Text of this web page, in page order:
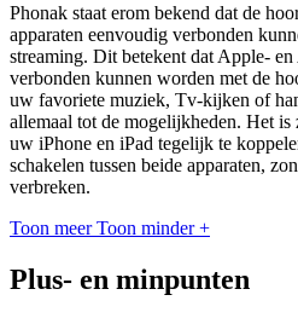
Phonak staat erom bekend dat de
apparaten eenvoudig verbonden
streaming. Dit betekent dat Apple-
verbonden kunnen worden met de
uw favoriete muziek, Tv-kijken of
allemaal tot de mogelijkheden. Het
uw iPhone en iPad tegelijk te
schakelen tussen beide apparaten,
verbreken.
Toon meer Toon minder +
Plus- en minpunten